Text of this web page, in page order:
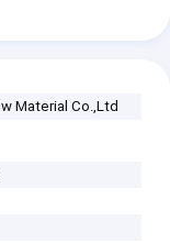
Material Co.,Ltd